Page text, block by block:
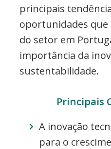
principais
oportunidades
do setor em
importância da
sustentabilidade.
Principais
A inovação
para o